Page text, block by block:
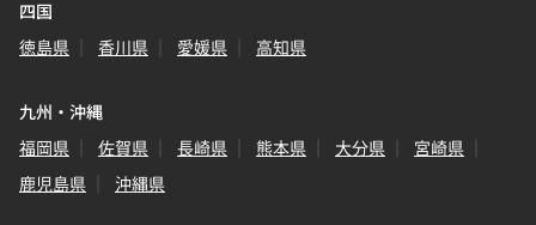
四国
徳島県
香川県 愛媛県 高知県
九州・沖縄
福岡県
佐賀県 長崎県 熊本県 大分県
宮崎県
鹿児島県
沖縄県